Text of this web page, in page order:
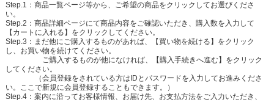
Step.1：商品一覧ページ等から、ご希望の商品をクリックしてお選びくださ
い。
Step.2：商品詳細ページにて商品内容をご確認いただき、購入数を入力して
【カートに入れる】をクリックしてください。
Step.3：まだ他にご購入するものがあれば、【買い物を続ける】をクリック
し、お買い物を続けてください。
ご購入するものが他になければ、【購入手続きへ進む】をクリック
してください。
（会員登録をされている方はIDとパスワードを入力してお進みくださ
い。ここで新規に会員登録することもできます。）
Step.4：案内に沿ってお客様情報、お届け先、お支払方法をご入力いただき、